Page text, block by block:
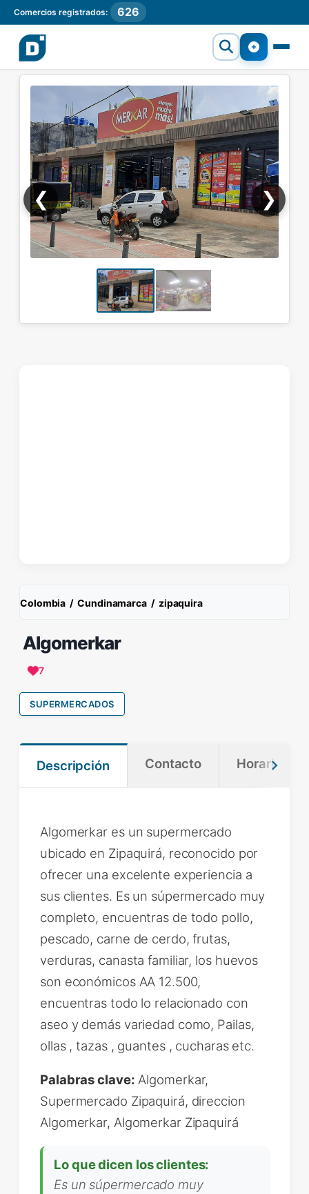
Comercios registrados: 626
❮ ❯
Colombia / Cundinamarca / zipaquira
Algomerkar
7
SUPERMERCADOS
Descripción Contacto Horario
Algomerkar es un supermercado
ubicado en Zipaquirá, reconocido por
ofrecer una excelente experiencia a
sus clientes. Es un súpermercado muy
completo, encuentras de todo pollo,
pescado, carne de cerdo, frutas,
verduras, canasta familiar, los huevos
son económicos AA 12.500,
encuentras todo lo relacionado con
aseo y demás variedad como, Pailas,
ollas , tazas , guantes , cucharas etc.
Palabras clave: Algomerkar,
Supermercado Zipaquirá, direccion
Algomerkar, Algomerkar Zipaquirá
Lo que dicen los clientes:
Es un súpermercado muy